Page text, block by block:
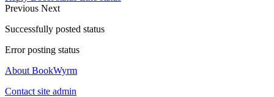
Previous Next
Successfully posted status
Error posting status
About BookWyrm
Contact site admin